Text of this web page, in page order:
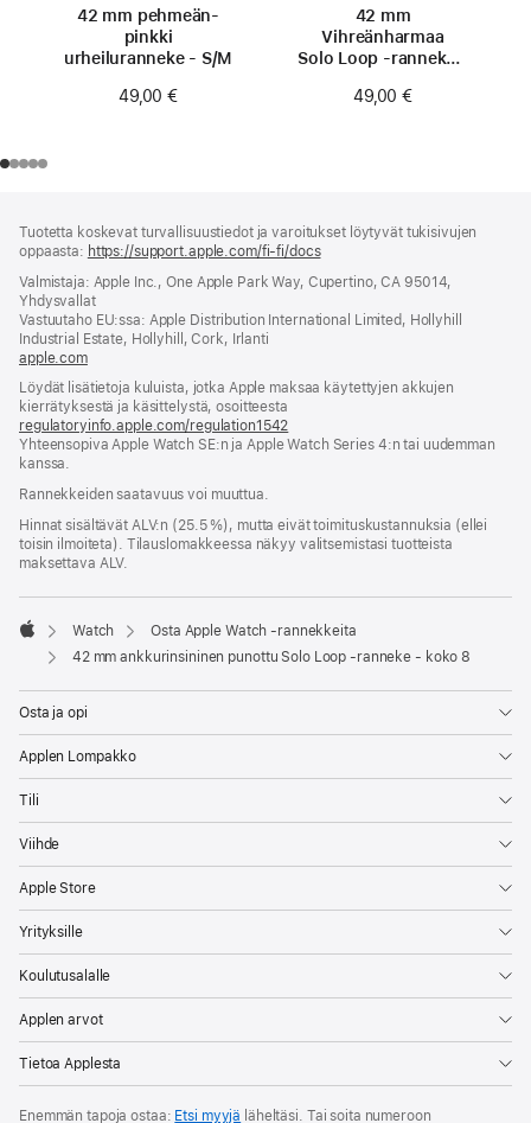
42 mm pehmeän­
pinkki
urheiluranneke - S/M
49,00 €
42 mm
Vihreänharmaa
Solo Loop ‑ranneke -
49,00 €
Tuotetta koskevat turvallisuustiedot ja varoitukset löytyvät tukisivujen
oppaasta: https://support.apple.com/fi-fi/docs(avautuu
ikkunaan)
Valmistaja: Apple Inc., One Apple Park Way, Cupertino, CA 95014,
Yhdysvallat
Vastuutaho EU:ssa: Apple Distribution International Limited, Hollyhill
Industrial Estate, Hollyhill, Cork, Irlanti
apple.com(avautuu
uuteen
ikkunaan)
Löydät lisätietoja kuluista, jotka Apple maksaa käytettyjen akkujen
kierrätyksestä ja käsittelystä, osoitteesta
regulatoryinfo.apple.com/regulation1542
uuteen
Yhteensopiva Apple Watch SE:n ja Apple Watch Series 4:n tai uudemman
kanssa.
Rannekkeiden saatavuus voi muuttua.
Hinnat sisältävät ALV:n (25.5 %), mutta eivät toimitus­kustannuksia (ellei
toisin ilmoiteta). Tilauslomakkeessa näkyy valitsemistasi tuotteista
maksettava ALV.
Apple
Watch
Osta Apple Watch ‑rannekkeita
42 mm ankkurinsininen punottu Solo Loop ‑ranneke - koko 8
Osta ja opi
Applen Lompakko
Tili
Viihde
Apple Store
Yrityksille
Koulutusalalle
Applen arvot
Tietoa Applesta
Enemmän tapoja ostaa: Etsi myyjä läheltäsi. Tai soita numeroon